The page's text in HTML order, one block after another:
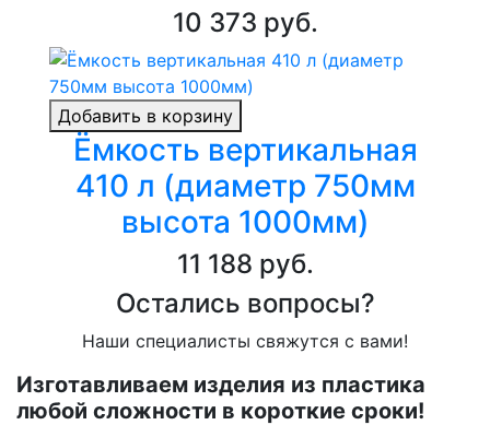
10 373 руб.
Добавить в корзину
Ёмкость вертикальная
410 л (диаметр 750мм
высота 1000мм)
11 188 руб.
Остались вопросы?
Наши специалисты свяжутся с вами!
Изготавливаем изделия из пластика
любой сложности в короткие сроки!